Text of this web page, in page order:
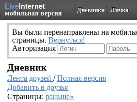
LiveInternet
мобильная версия Дневники Личка
Вы были перенаправлены на
страницы. Вернуться!
Авторизация
Дневник
Лента друзей /Полная версия
Добавить в друзья
Страницы: раньше»